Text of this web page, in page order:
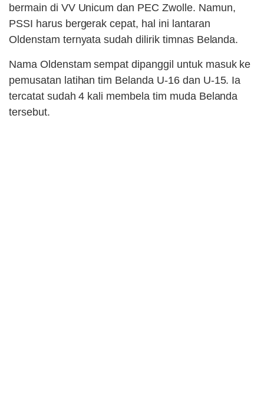
bermain di VV Unicum dan PEC Zwolle. Namun,
PSSI harus bergerak cepat, hal ini lantaran
Oldenstam ternyata sudah dilirik timnas Belanda.
Nama Oldenstam sempat dipanggil untuk masuk ke
pemusatan latihan tim Belanda U-16 dan U-15. Ia
tercatat sudah 4 kali membela tim muda Belanda
tersebut.